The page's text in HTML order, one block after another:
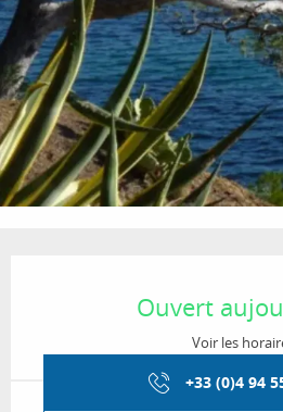
Ouvert
Voir les
+33 (0)4 94